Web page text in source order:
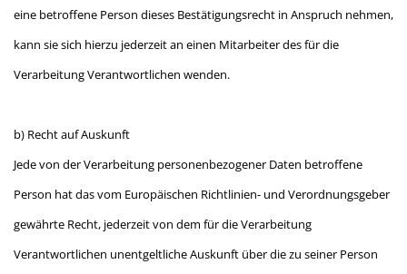
eine betroffene Person dieses Bestätigungsrecht in Anspruch nehmen,
kann sie sich hierzu jederzeit an einen Mitarbeiter des für die
Verarbeitung Verantwortlichen wenden.
b) Recht auf Auskunft
Jede von der Verarbeitung personenbezogener Daten betroffene
Person hat das vom Europäischen Richtlinien- und Verordnungsgeber
gewährte Recht, jederzeit von dem für die Verarbeitung
Verantwortlichen unentgeltliche Auskunft über die zu seiner Person